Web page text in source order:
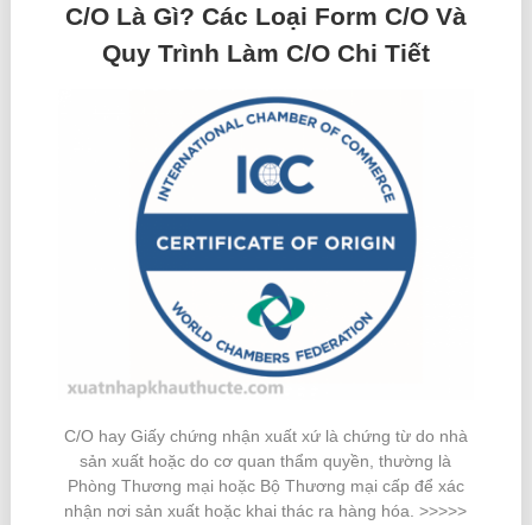
C/O Là Gì? Các Loại Form C/O Và
Quy Trình Làm C/O Chi Tiết
C/O hay Giấy chứng nhận xuất xứ là chứng từ do nhà
sản xuất hoặc do cơ quan thẩm quyền, thường là
Phòng Thương mại hoặc Bộ Thương mại cấp để xác
nhận nơi sản xuất hoặc khai thác ra hàng hóa. >>>>>